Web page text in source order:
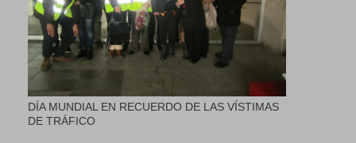
DÍA MUNDIAL EN RECUERDO DE LAS VÍSTIMAS
DE TRÁFICO